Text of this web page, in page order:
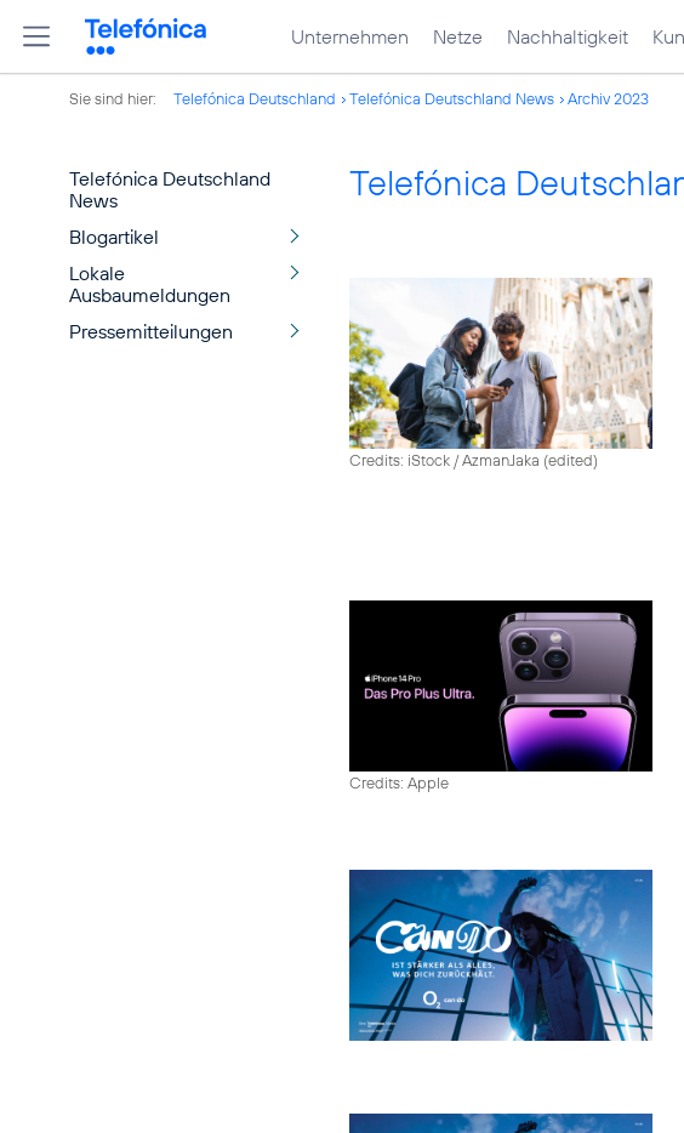
Unternehmen Netze Nachhaltigkeit
Sie sind hier: Telefónica Deutschland Telefónica Deutschland News Archiv 2023
Telefónica Deutschland
News
Blogartikel
Lokale
Ausbaumeldungen
Pressemitteilungen
Telefónica
Credits: iStock / AzmanJaka (edited)
Credits: Apple